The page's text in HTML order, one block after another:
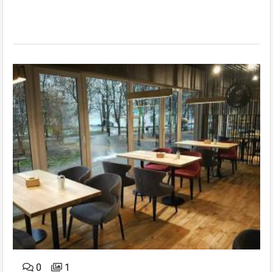
0 1